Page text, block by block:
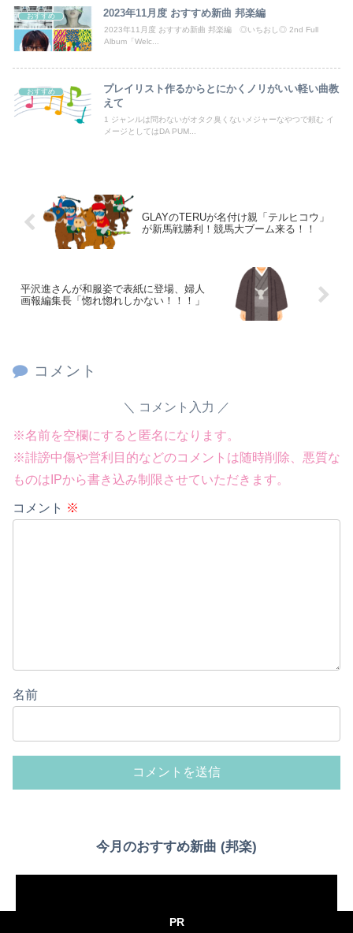
移民反対派に聞きたいんやが
【悲報】韓国、ロシアウクライナ戦争に参戦へ！！！
【画像】今週の咲-Saki-、役満炸裂で大荒れwwww.
おすすめ 2023年11月度 おすすめ新曲 邦楽編
2023年11月度 おすすめ新曲 邦楽編 ◎いちおし◎ 2nd Full
Album「Welc...
おすすめ
プレイリスト作るからとにかくノリがいい軽い曲教
えて
1 ジャンルは問わないがオタク臭くないメジャーなやつで頼む イ
メージとしてはDA PUM...
GLAYのTERUが名付け親「テルヒコウ」
が新馬戦勝利！競馬大ブーム来る！！
平沢進さんが和服姿で表紙に登場、婦人
画報編集長「惚れ惚れしかない！！！」
コメント
コメント入力
※名前を空欄にすると匿名になります。
※誹謗中傷や営利目的などのコメントは随時削除、悪質な
ものはIPから書き込み制限させていただきます。
コメント ※
名前
今月のおすすめ新曲 (邦楽)
PR